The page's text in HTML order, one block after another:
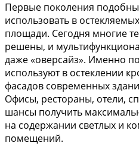
Первые поколения
использовать в
площади. Сегодня многие
решены, и
даже «оверсайз». Именно
используют в остеклении
фасадов современных
Офисы, рестораны, отели,
шансы получить
на содержании светлых и
помещений.